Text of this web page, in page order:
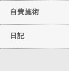
自費施術
日記